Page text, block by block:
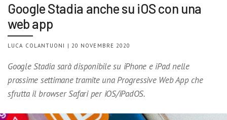
Google Stadia anche su iOS con una
web app
LUCA COLANTUONI | 20 NOVEMBRE 2020
Google Stadia sarà disponibile su iPhone e iPad nelle
prossime settimane tramite una Progressive Web App che
sfrutta il browser Safari per iOS/iPadOS.